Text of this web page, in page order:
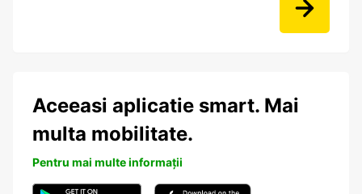
Aceeasi aplicatie smart. Mai
multa mobilitate.
Pentru mai multe informații